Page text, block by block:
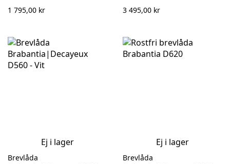
1 795,00 kr 3 495,00 kr
Ej i lager
Brevlåda
Ej i lager
Brevlåda